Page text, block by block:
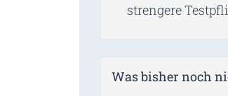
strengere
Was bisher noch